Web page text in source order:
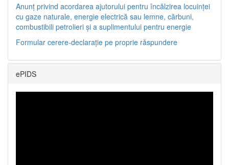
Anunț privind acordarea ajutorului pentru încălzirea locuinței
cu gaze naturale, energie electrică sau lemne, cărbuni,
combustibili petrolieri și a suplimentului pentru energie
Formular cerere-declarație pe proprie răspundere
ePIDS